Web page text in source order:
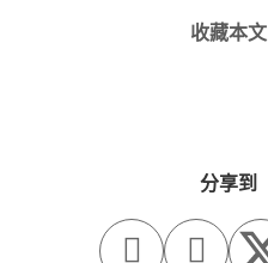
收藏本文
分享到
 